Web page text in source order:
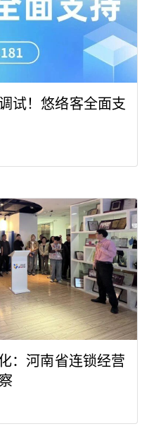
试！悠络客全面支
：河南省连锁经营